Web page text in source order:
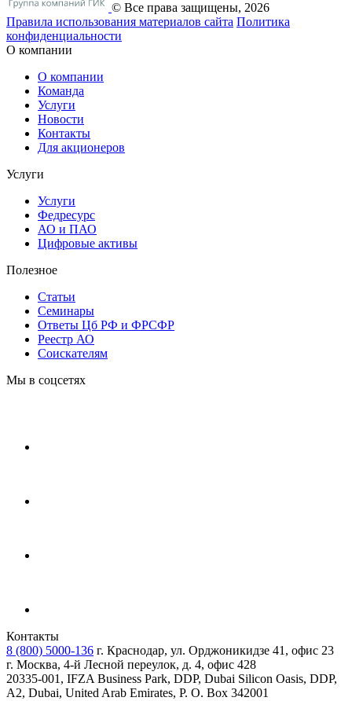
© Все права защищены, 2026
Правила использования материалов сайта Политика
конфиденциальности
О компании
О компании
Команда
Услуги
Новости
Контакты
Для акционеров
Услуги
Услуги
Федресурс
АО и ПАО
Цифровые активы
Полезное
Статьи
Cеминары
Ответы Цб РФ и ФРСФР
Реестр АО
Соискателям
Мы в соцсетях
Контакты
8 (800) 5000-136 г. Краснодар, ул. Орджоникидзе 41, офис 23
г. Москва, 4-й Лесной переулок, д. 4, офис 428
20335-001, IFZA Business Park, DDP, Dubai Silicon Oasis, DDP,
A2, Dubai, United Arab Emirates, P. O. Box 342001